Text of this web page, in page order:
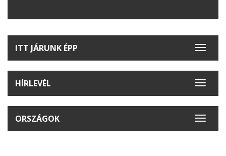
Toggle
ITT JÁRUNK ÉPP
Toggle
HÍRLEVÉL
Toggle
ORSZÁGOK